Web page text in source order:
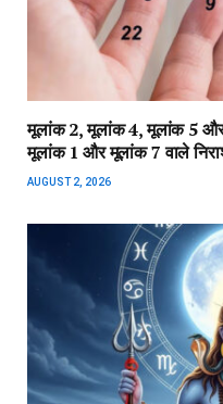
मूलांक 2, मूलांक 4, मूलांक 5 और
मूलांक 1 और मूलांक 7 वाले
AUGUST 2, 2026